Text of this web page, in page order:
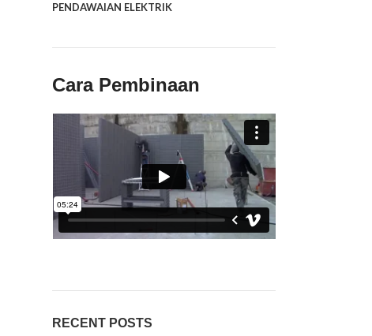
PENDAWAIAN ELEKTRIK
Cara Pembinaan
RECENT POSTS